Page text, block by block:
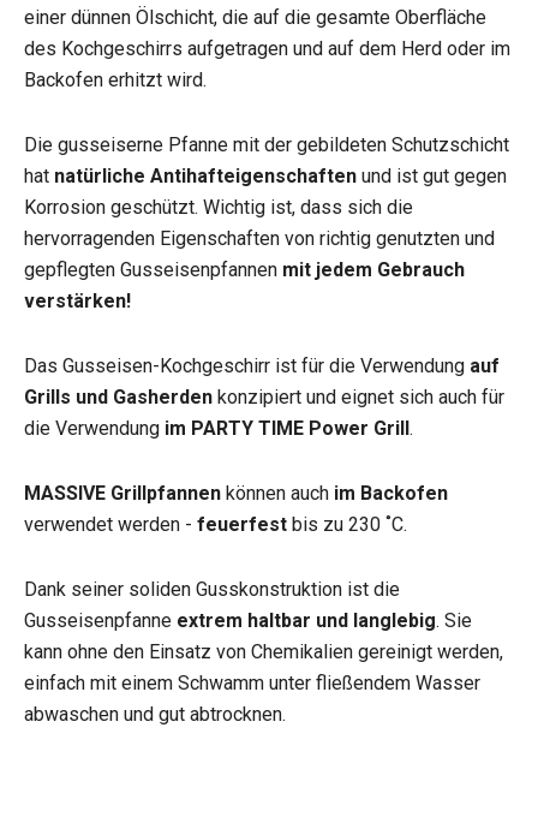
einer dünnen Ölschicht, die auf die gesamte Oberfläche
des Kochgeschirrs aufgetragen und auf dem Herd oder im
Backofen erhitzt wird.
Die gusseiserne Pfanne mit der gebildeten Schutzschicht
hat natürliche Antihafteigenschaften und ist gut gegen
Korrosion geschützt. Wichtig ist, dass sich die
hervorragenden Eigenschaften von richtig genutzten und
gepflegten Gusseisenpfannen mit jedem Gebrauch
verstärken!
Das Gusseisen-Kochgeschirr ist für die Verwendung auf
Grills und Gasherden konzipiert und eignet sich auch für
die Verwendung im PARTY TIME Power Grill .
MASSIVE Grillpfannen können auch im Backofen
verwendet werden - feuerfest bis zu 230 ˚C.
Dank seiner soliden Gusskonstruktion ist die
Gusseisenpfanne extrem haltbar und langlebig. Sie
kann ohne den Einsatz von Chemikalien gereinigt werden,
einfach mit einem Schwamm unter fließendem Wasser
abwaschen und gut abtrocknen.